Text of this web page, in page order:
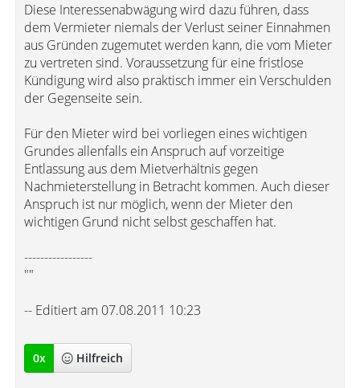
Diese Interessenabwägung wird dazu führen, dass
dem Vermieter niemals der Verlust seiner Einnahmen
aus Gründen zugemutet werden kann, die vom Mieter
zu vertreten sind. Voraussetzung für eine fristlose
Kündigung wird also praktisch immer ein Verschulden
der Gegenseite sein.
Für den Mieter wird bei vorliegen eines wichtigen
Grundes allenfalls ein Anspruch auf vorzeitige
Entlassung aus dem Mietverhältnis gegen
Nachmieterstellung in Betracht kommen. Auch dieser
Anspruch ist nur möglich, wenn der Mieter den
wichtigen Grund nicht selbst geschaffen hat.
-----------------
""
-- Editiert am 07.08.2011 10:23
0x Hilfreich